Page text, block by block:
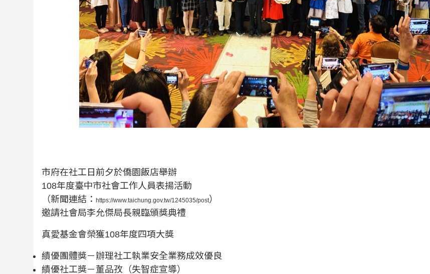
市府在社工日前夕於僑園飯店舉辦
108年度臺中市社會工作人員表揚活動
（新聞連結： https://www.taichung.gov.tw/1245035/post）
邀請社會局李允傑局長親臨頒獎典禮
真愛基金會榮獲108年度四項大獎
績優團體獎－辦理社工執業安全業務成效優良
績優社工獎－董品孜（失智症宣導）